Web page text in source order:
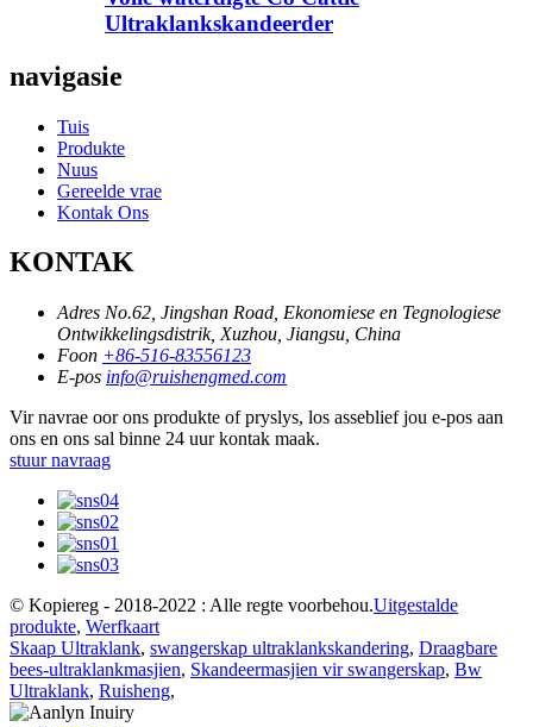
Ultraklankskandeerder
navigasie
Tuis
Produkte
Nuus
Gereelde vrae
Kontak Ons
KONTAK
Adres No.62, Jingshan Road, Ekonomiese en Tegnologiese
Ontwikkelingsdistrik, Xuzhou, Jiangsu, China
Foon +86-516-83556123
E-pos info@ruishengmed.com
Vir navrae oor ons produkte of pryslys, los asseblief jou e-pos aan
ons en ons sal binne 24 uur kontak maak.
stuur navraag
© Kopiereg - 2018-2022 : Alle regte voorbehou.Uitgestalde
produkte, Werfkaart
Skaap Ultraklank, swangerskap ultraklankskandering, Draagbare
bees-ultraklankmasjien, Skandeermasjien vir swangerskap, Bw
Ultraklank, Ruisheng,